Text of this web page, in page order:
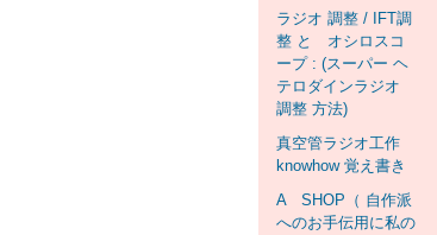
ラジオ 調整 / IFT調
整 と オシロスコ
ープ : (スーパー ヘ
テロダインラジオ
調整 方法)
真空管ラジオ工作
knowhow 覚え書き
A SHOP（ 自作派
へのお手伝用に私の